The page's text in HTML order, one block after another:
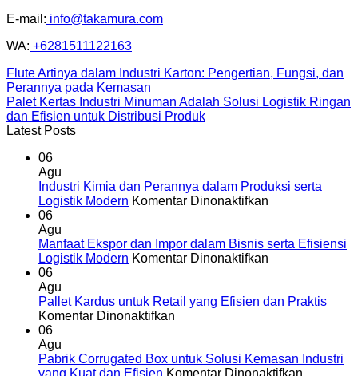
E-mail: info@takamura.com
WA: +6281511122163
Flute Artinya dalam Industri Karton: Pengertian, Fungsi, dan
Perannya pada Kemasan
Palet Kertas Industri Minuman Adalah Solusi Logistik Ringan
dan Efisien untuk Distribusi Produk
Latest Posts
06
Agu
Industri Kimia dan Perannya dalam Produksi serta
Logistik Modern Komentar Dinonaktifkan
dan
serta
06
Agu
Manfaat Ekspor dan Impor dalam Bisnis serta Efisiensi
Logistik Modern Komentar Dinonaktifkan
dan
serta
Efisiensi
06
Agu
Pallet Kardus untuk Retail yang Efisien dan Praktis
Komentar Dinonaktifkan
untuk
Retail
06
Agu
Pabrik Corrugated Box untuk Solusi Kemasan Industri